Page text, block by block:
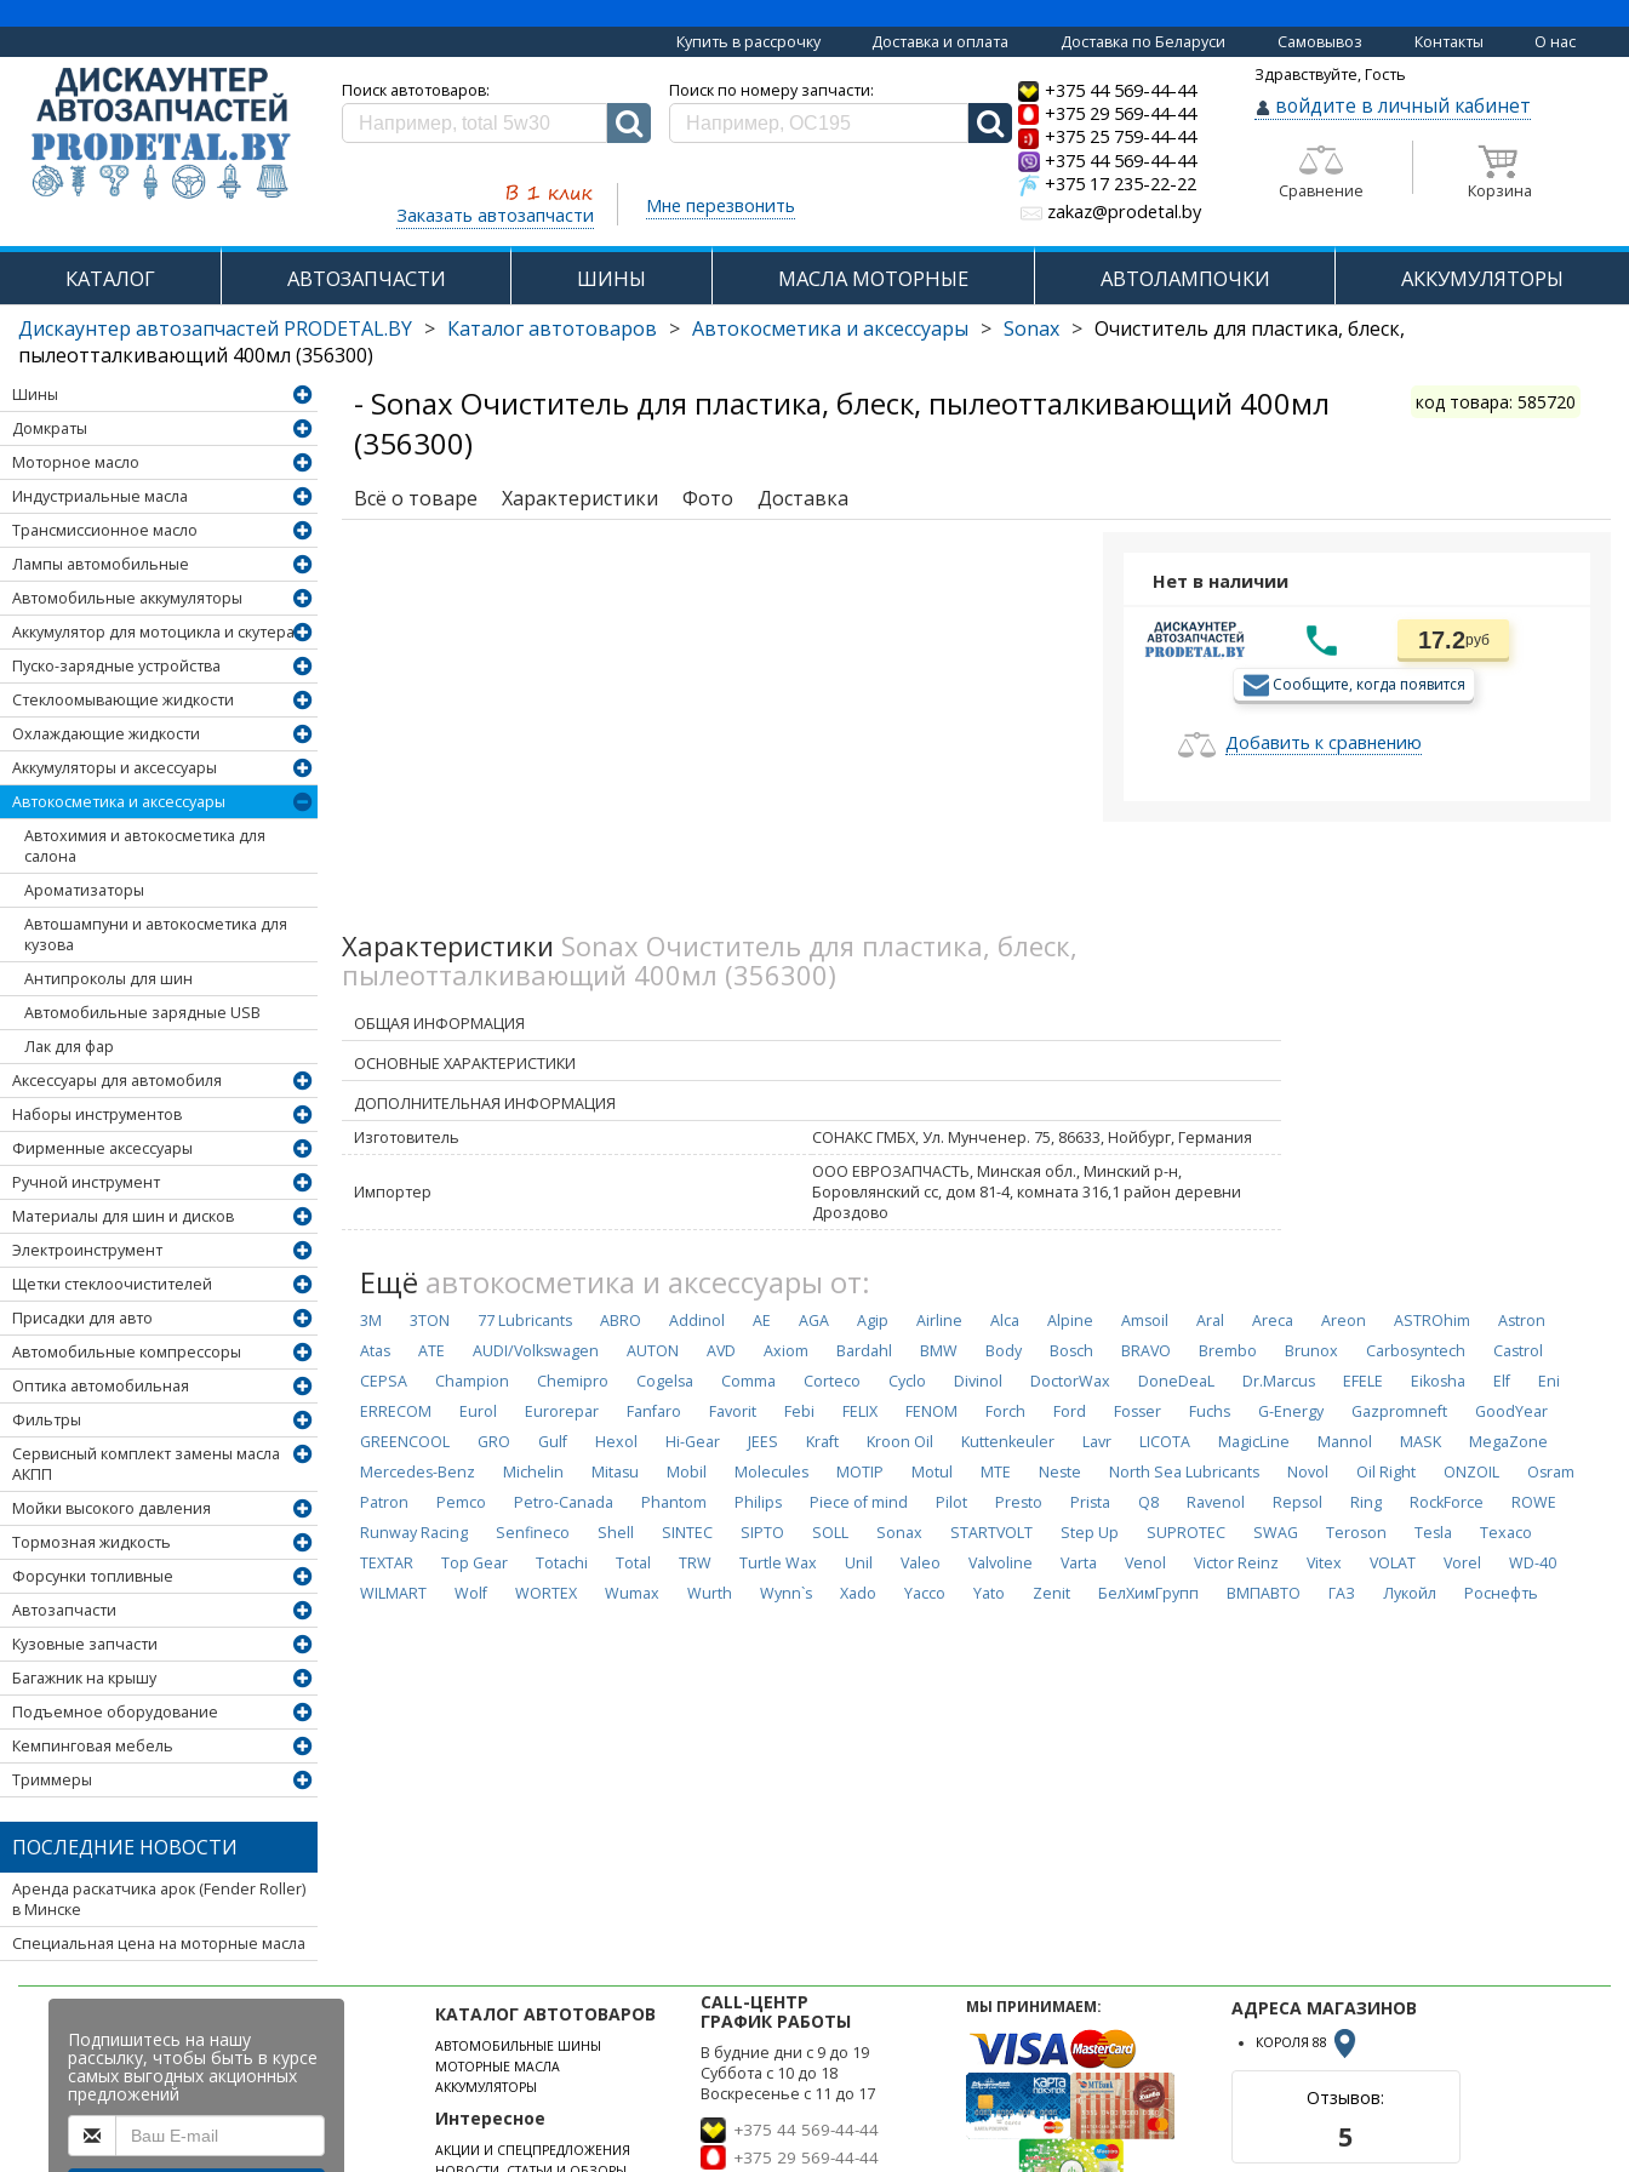
Купить в рассрочку Доставка и оплата Доставка по Беларуси Самовывоз Контакты О нас
Поиск автотоваров: Поиск по номеру запчасти:
Заказать автозапчасти Мне перезвонить
+375 44 569-44-44
+375 29 569-44-44
+375 25 759-44-44
+375 44 569-44-44
+375 17 235-22-22
zakaz@prodetal.by
Здравствуйте, Гость
войдите в личный кабинет
Сравнение Корзина
КАТАЛОГ АВТОЗАПЧАСТИ ШИНЫ МАСЛА МОТОРНЫЕ АВТОЛАМПОЧКИ АККУМУЛЯТОРЫ
Дискаунтер автозапчастей PRODETAL.BY > Каталог автотоваров > Автокосметика и аксессуары > Sonax > Очиститель для пластика, блеск,
пылеотталкивающий 400мл (356300)
Шины
Домкраты
Моторное масло
Индустриальные масла
Трансмиссионное масло
Лампы автомобильные
Автомобильные аккумуляторы
Аккумулятор для мотоцикла и скутера
Пуско-зарядные устройства
Стеклоомывающие жидкости
Охлаждающие жидкости
Аккумуляторы и аксессуары
Автокосметика и аксессуары
Автохимия и автокосметика для
салона
Ароматизаторы
Автошампуни и автокосметика для
кузова
Антипроколы для шин
Автомобильные зарядные USB
Лак для фар
Аксессуары для автомобиля
Наборы инструментов
Фирменные аксессуары
Ручной инструмент
Материалы для шин и дисков
Электроинструмент
Щетки стеклоочистителей
Присадки для авто
Автомобильные компрессоры
Оптика автомобильная
Фильтры
Сервисный комплект замены масла
АКПП
Мойки высокого давления
Тормозная жидкость
Форсунки топливные
Автозапчасти
Кузовные запчасти
Багажник на крышу
Подъемное оборудование
Кемпинговая мебель
Триммеры
ПОСЛЕДНИЕ НОВОСТИ
Аренда раскатчика арок (Fender Roller)
в Минске
Специальная цена на моторные масла
- Sonax Очиститель для пластика, блеск, пылеотталкивающий 400мл
(356300)
код товара: 585720
Всё о товаре Характеристики Фото Доставка
Нет в наличии
17.2руб
Сообщите, когда появится
Добавить к сравнению
Характеристики Sonax Очиститель для пластика, блеск,
пылеотталкивающий 400мл (356300)
ОБЩАЯ ИНФОРМАЦИЯ
ОСНОВНЫЕ ХАРАКТЕРИСТИКИ
ДОПОЛНИТЕЛЬНАЯ ИНФОРМАЦИЯ
Изготовитель
СОНАКС ГМБХ, Ул. Мунченер. 75, 86633, Нойбург, Германия
Импортер
ООО ЕВРОЗАПЧАСТЬ, Минская обл., Минский р-н,
Боровлянский сс, дом 81-4, комната 316,1 район деревни
Дроздово
Ещё автокосметика и аксессуары от:
3M 3TON 77 Lubricants ABRO Addinol AE AGA Agip Airline Alca Alpine Amsoil Aral Areca Areon ASTROhim
Astron
Atas
ATE AUDI/Volkswagen AUTON AVD Axiom Bardahl BMW Body Bosch BRAVO Brembo Brunox Carbosyntech
Castrol
CEPSA
Champion Chemipro Cogelsa Comma Corteco Cyclo Divinol DoctorWax DoneDeaL Dr.Marcus EFELE Eikosha Elf
Eni
ERRECOM
Eurol Eurorepar Fanfaro Favorit Febi FELIX FENOM Forch Ford Fosser Fuchs G-Energy Gazpromneft
GoodYear
GREENCOOL
GRO Gulf Hexol Hi-Gear JEES Kraft Kroon Oil Kuttenkeuler Lavr LICOTA MagicLine Mannol MASK
MegaZone
Mercedes-Benz
Michelin Mitasu Mobil Molecules MOTIP Motul MTE Neste North Sea Lubricants Novol Oil Right ONZOIL
Osram
Patron
Pemco Petro-Canada Phantom Philips Piece of mind Pilot Presto Prista Q8 Ravenol Repsol Ring RockForce
ROWE
Runway Racing
Senfineco Shell SINTEC SIPTO SOLL Sonax STARTVOLT Step Up SUPROTEC SWAG Teroson Tesla
Texaco
TEXTAR
Top Gear Totachi Total TRW Turtle Wax Unil Valeo Valvoline Varta Venol Victor Reinz Vitex VOLAT Vorel
WD-40
WILMART
Wolf WORTEX Wumax Wurth Wynn`s Xado Yacco Yato Zenit БелХимГрупп ВМПАВТО ГАЗ Лукойл Роснефть
Подпишитесь на нашу
рассылку, чтобы быть в курсе
самых выгодных акционных
предложений
КАТАЛОГ АВТОТОВАРОВ
АВТОМОБИЛЬНЫЕ ШИНЫ
МОТОРНЫЕ МАСЛА
АККУМУЛЯТОРЫ
Интересное
АКЦИИ И СПЕЦПРЕДЛОЖЕНИЯ
CALL-ЦЕНТР
ГРАФИК РАБОТЫ
В будние дни с 9 до 19
Суббота с 10 до 18
Воскресенье с 11 до 17
+375 44 569-44-44
+375 29 569-44-44
МЫ ПРИНИМАЕМ: АДРЕСА МАГАЗИНОВ
КОРОЛЯ 88
Отзывов:
5